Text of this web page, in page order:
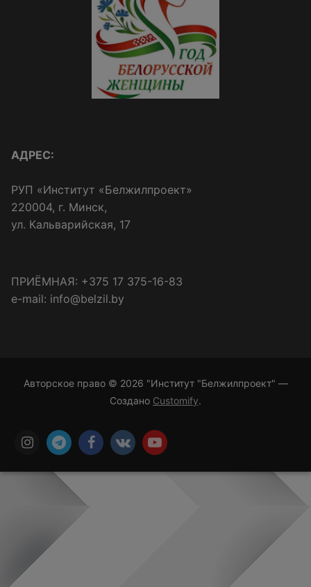
АДРЕС:
РУП «Институт «Белжилпроект»
220004, г. Минск,
ул. Кальварийская, 17
ПРИЁМНАЯ: +375 17 375-16-83
e-mail: info@belzil.by
Авторское право © 2026 "Институт "Белжилпроект" —
Создано Customify.